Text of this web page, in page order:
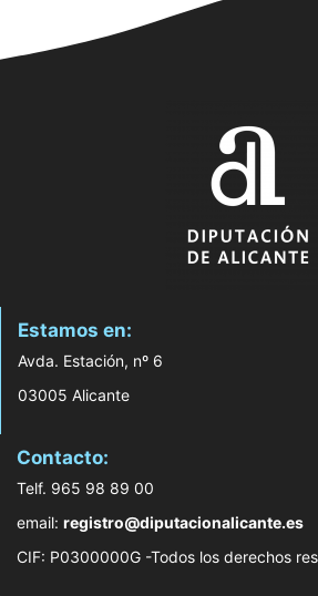
Estamos en:
Avda. Estación, nº 6
03005 Alicante
Contacto:
Telf. 965 98 89 00
email: registro@diputacionalicante.es
CIF: P0300000G -Todos los derechos